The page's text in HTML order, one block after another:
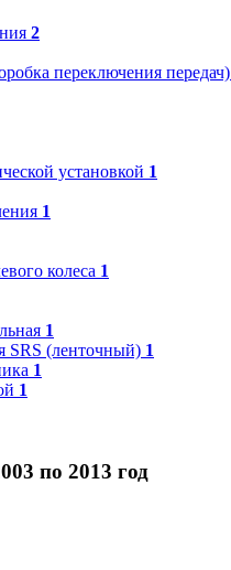
2
переключения передач)
установкой 1
1
колеса 1
1
SRS (ленточный) 1
1
1
по 2013 год